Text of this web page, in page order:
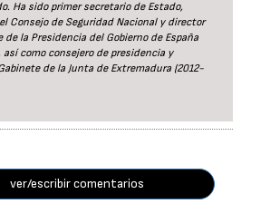
Ha sido primer secretario de Estado,
Consejo de Seguridad Nacional y director
de la Presidencia del Gobierno de España
así como consejero de presidencia y
de la Junta de Extremadura (2012-
ver/escribir comentarios